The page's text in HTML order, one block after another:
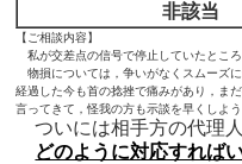
非該当
【ご相談内容】
私が交差点の信号で停止していたとこ
物損については，争いがなくスムーズ
経過した今も首の捻挫で痛みがあり，ま
言ってきて，怪我の方も示談を早くしよう
ついには相手方の代理
どのように対応すれば